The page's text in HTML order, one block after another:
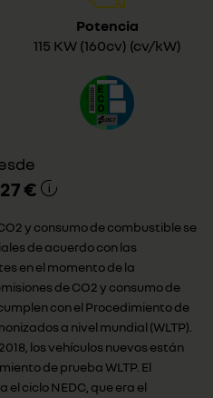
Potencia
115 KW (160cv) (cv/kW)
€
y consumo de combustible se
de acuerdo con las
en el momento de la
de CO2 y consumo de
con el Procedimiento de
a nivel mundial (WLTP).
los vehículos nuevos están
de prueba WLTP. El
ciclo NEDC, que era el